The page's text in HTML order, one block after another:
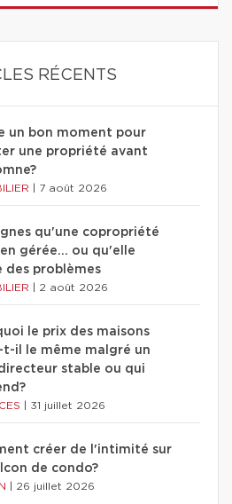
RÉCENTS
un bon moment pour
une propriété avant
7 août 2026
qu'une copropriété
gérée… ou qu'elle
des problèmes
2 août 2026
le prix des maisons
t-il le même malgré un
stable ou qui
31 juillet 2026
créer de l'intimité sur
de condo?
26 juillet 2026